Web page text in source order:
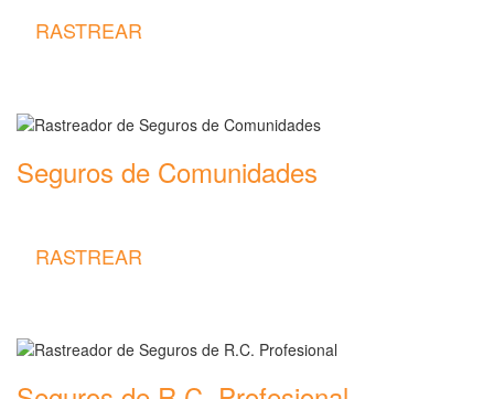
RASTREAR
Seguros de Comunidades
RASTREAR